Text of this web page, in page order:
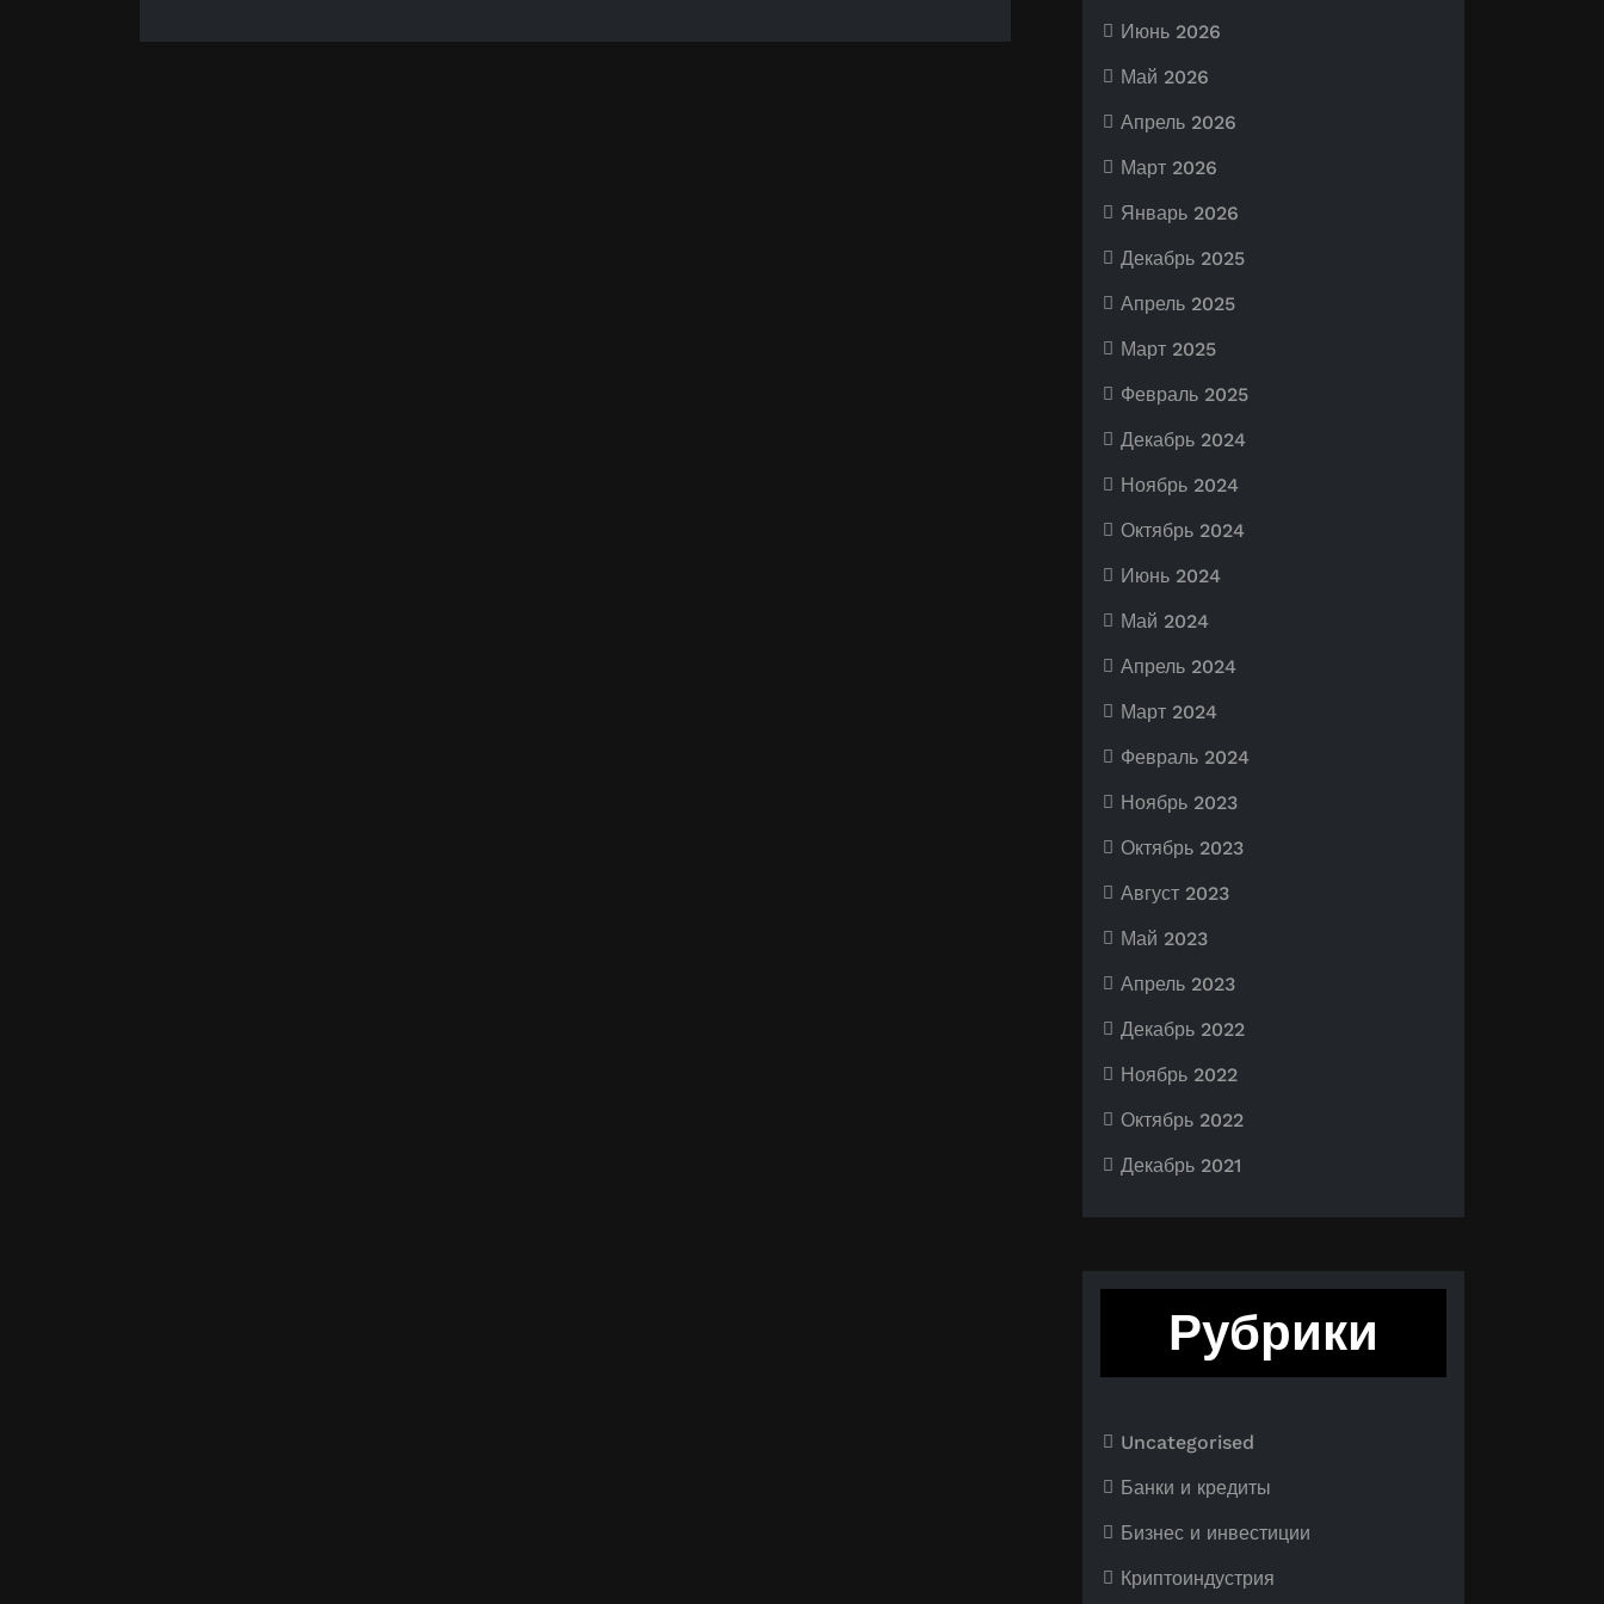
Июнь 2026
Май 2026
Апрель 2026
Март 2026
Январь 2026
Декабрь 2025
Апрель 2025
Март 2025
Февраль 2025
Декабрь 2024
Ноябрь 2024
Октябрь 2024
Июнь 2024
Май 2024
Апрель 2024
Март 2024
Февраль 2024
Ноябрь 2023
Октябрь 2023
Август 2023
Май 2023
Апрель 2023
Декабрь 2022
Ноябрь 2022
Октябрь 2022
Декабрь 2021
Рубрики
Uncategorised
Банки и кредиты
Бизнес и инвестиции
Криптоиндустрия